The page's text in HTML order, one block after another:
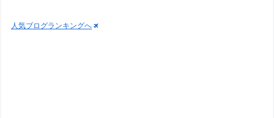
人気ブログランキングへ